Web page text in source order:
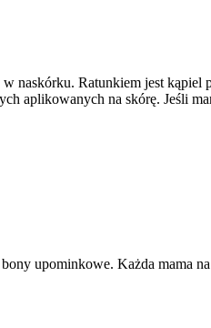
Ratunkiem jest kąpiel
aplikowanych na skórę. Jeśli
upominkowe. Każda mama